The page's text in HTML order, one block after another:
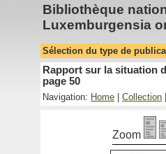
Bibliothèque
Luxemburgensia
Sélection du type de
Rapport sur la situation
page 50
Navigation: Home Collection
Zoom